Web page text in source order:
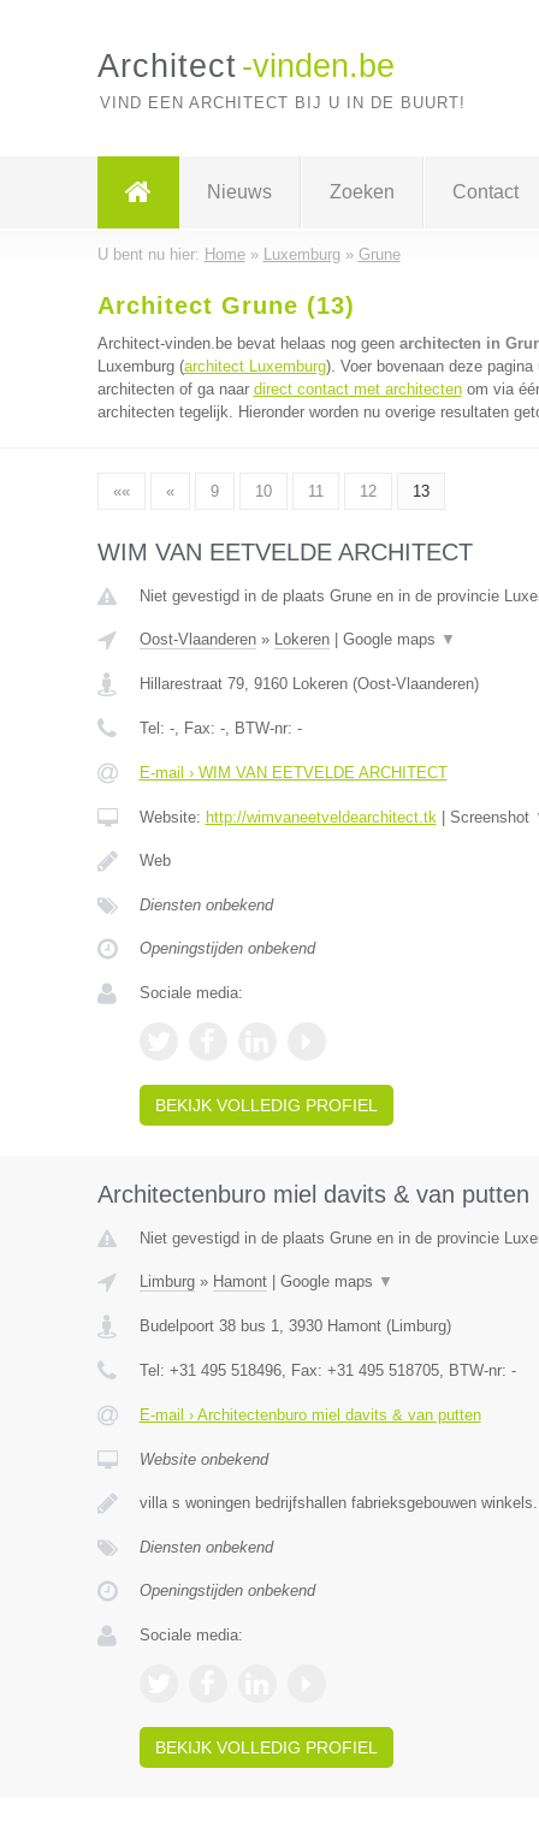
Architect -vinden.be
VIND EEN ARCHITECT BIJ U IN DE BUURT!
Nieuws Zoeken Contact
U bent nu hier: Home» Luxemburg» Grune
Architect Grune (13)
Architect-vinden.be bevat helaas nog geen architecten in
Luxemburg (architect Luxemburg). Voer bovenaan deze
architecten of ga naar direct contact met architectenom via
architecten tegelijk. Hieronder worden nu overige resultaten
«« « 9 10 11 12 13
WIM VAN EETVELDE ARCHITECT
Niet gevestigd in de plaats Grune en in de provincie
Oost-Vlaanderen» Lokeren| Google maps ▼
Hillarestraat 79, 9160 Lokeren(Oost-Vlaanderen)
Tel: -, Fax: -, BTW-nr: -
E-mail › WIM VAN EETVELDE ARCHITECT
Website: http://wimvaneetveldearchitect.tk| Screenshot
Web
Diensten onbekend
Openingstijden onbekend
Sociale media:
BEKIJK VOLLEDIG PROFIEL
Architectenburo miel davits & van putten
Niet gevestigd in de plaats Grune en in de provincie
Limburg» Hamont| Google maps ▼
Budelpoort 38 bus 1, 3930 Hamont(Limburg)
Tel: +31 495 518496, Fax: +31 495 518705, BTW-nr: -
E-mail › Architectenburo miel davits & van putten
Website onbekend
villa s woningen bedrijfshallen fabrieksgebouwen winkels.
Diensten onbekend
Openingstijden onbekend
Sociale media:
BEKIJK VOLLEDIG PROFIEL